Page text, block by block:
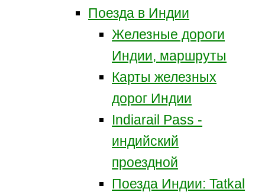
Поезда в Индии
Железные дороги
Индии, маршруты
Карты железных
дорог Индии
Indiarail Pass -
индийский
проездной
Поезда Индии: Tatkal